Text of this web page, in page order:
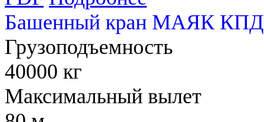
Башенный кран МАЯК КПД
Грузоподъемность
40000 кг
Максимальный вылет